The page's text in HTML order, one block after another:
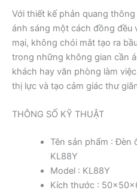
Với thiết kế phản quang
ánh sáng một cách đồng đều
mại, không chói mắt tạo ra
trong những không gian cần
khách hay văn phòng làm
thị lực và tạo cảm giác thư
THÔNG SỐ KỸ THUẬT
Tên sản phẩm : Đèn
KL88Y
Model : KL88Y
Kích thước :